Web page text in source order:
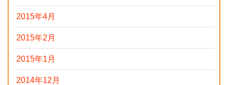
2015年4月
2015年2月
2015年1月
2014年12月